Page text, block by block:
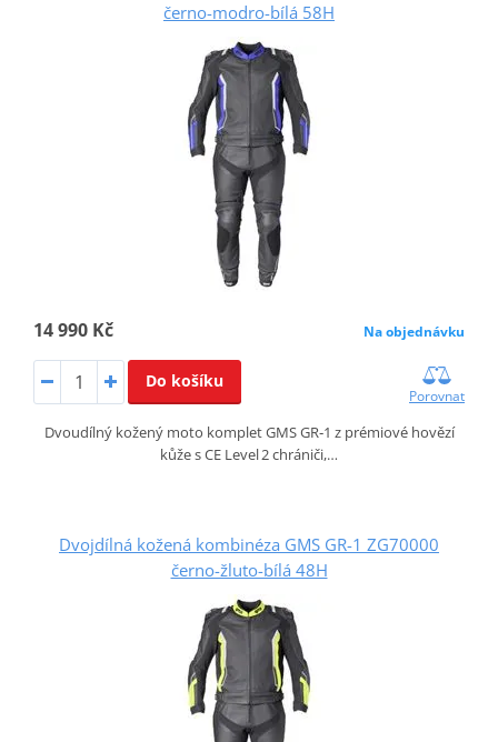
černo-modro-bílá 58H
14 990 Kč Na objednávku
Do košíku
Porovnat
Dvoudílný kožený moto komplet GMS GR‑1 z prémiové hovězí
kůže s CE Level 2 chrániči,…
Dvojdílná kožená kombinéza GMS GR-1 ZG70000
černo-žluto-bílá 48H